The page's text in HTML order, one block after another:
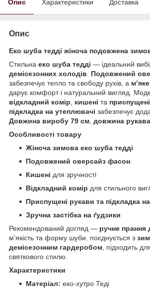
Опис Характеристики Доставка
Опис
Еко шуба тедді жіноча подовжена
Стильна еко шуба тедді — ідеальний
демісезонних холодів
Подовжений
забезпечує тепло та свободу рухів, а
дарує комфорт і натуральний вигляд.
відкладний комір
кишені та
підкладка на утеплювачі забезпечує
Довжина виробу 79 см довжина
Особливості товару
Жіноча зимова еко шуба тедді
Подовжений оверсайз фасон
Кишені для зручності
Відкладний комір для стильного
Приспущені рукави та підкладка
Зручна застібка на ґудзики
Рекомендований догляд — ручне прання
м’якість та форму шуби. поєднується з
демісезонним гардеробом , підходить
святкового стилю.
Характеристики
Матеріал: еко-хутро Теді